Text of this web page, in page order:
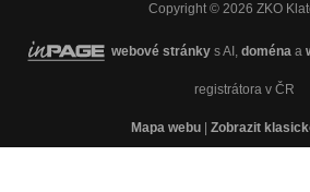
Copyright © 2026 ZKO
webové stránky s AI, doména a
registrátora v ČR
Mapa webu Zobrazit